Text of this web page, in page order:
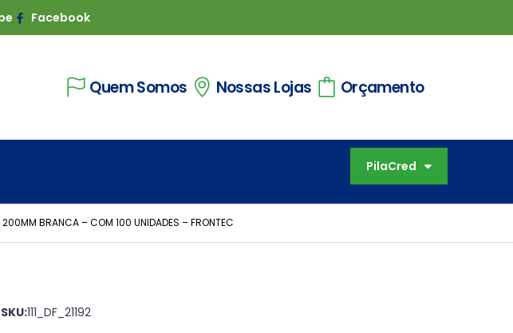
Facebook
Quem Somos Nossas Lojas Orçamento
PilaCred
BRANCA – COM 100 UNIDADES – FRONTEC
SKU:111_DF_21192